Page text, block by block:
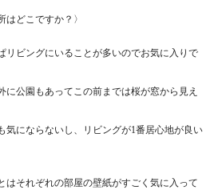
はどこですか？〉
リビングにいることが多いのでお気に入りで
に公園もあってこの前までは桜が窓から見え
気にならないし、リビングが1番居心地が良い
はそれぞれの部屋の壁紙がすごく気に入って